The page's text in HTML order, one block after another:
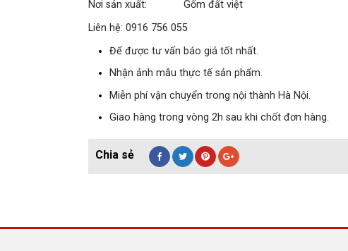
Nơi sản xuất: Gốm đất việt
Liên hệ: 0916 756 055
Để được tư vấn báo giá tốt nhất.
Nhận ảnh mẫu thực tế sản phẩm.
Miễn phí vận chuyển trong nội thành Hà Nội.
Giao hàng trong vòng 2h sau khi chốt đơn hàng.